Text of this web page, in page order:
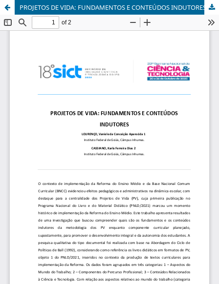
PROJETOS DE VIDA: FUNDAMENTOS E CONTEÚDOS INDUTORES